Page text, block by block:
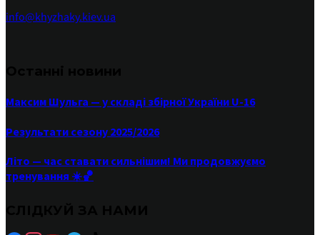
info@khyzhaky.kiev.ua
Максим Шульга — у складі збірної України U-16
Результати сезону 2025/2026
Літо — час ставати сильнішим! Ми продовжуємо
тренування ☀️🏀